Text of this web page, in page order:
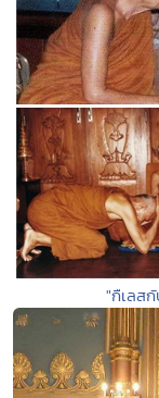
"กืเลส